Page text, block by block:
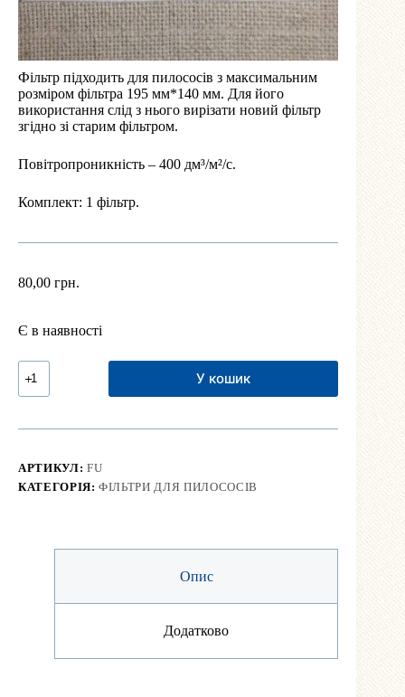
Фільтр підходить для пилососів з максимальним
розміром фільтра 195 мм*140 мм. Для його
використання слід з нього вирізати новий фільтр
згідно зі старим фільтром.
Повітропроникність – 400 дм³/м²/с.
Комплект: 1 фільтр.
80,00 грн.
Є в наявності
Універсальний
фільтр
для
кількість
У кошик
АРТИКУЛ: FU
КАТЕГОРІЯ:ФІЛЬТРИ ДЛЯ ПИЛОСОСІВ
Опис
Додатково